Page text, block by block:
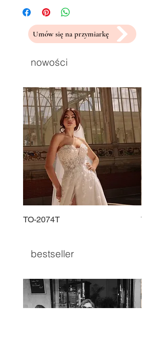
Umów się na przymiarkę
nowości
TO-2074T TO-
bestseller